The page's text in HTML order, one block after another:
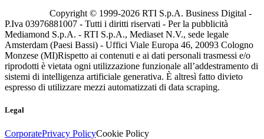
Copyright © 1999-2026 RTI S.p.A. Business Digital -
P.Iva 03976881007 - Tutti i diritti riservati - Per la pubblicità
Mediamond S.p.A. - RTI S.p.A., Mediaset N.V., sede legale
Amsterdam (Paesi Bassi) - Uffici Viale Europa 46, 20093 Cologno
Monzese (MI)Rispetto ai contenuti e ai dati personali trasmessi e/o
riprodotti è vietata ogni utilizzazione funzionale all’addestramento di
sistemi di intelligenza artificiale generativa. È altresì fatto divieto
espresso di utilizzare mezzi automatizzati di data scraping.
Legal
CorporatePrivacy PolicyCookie Policy